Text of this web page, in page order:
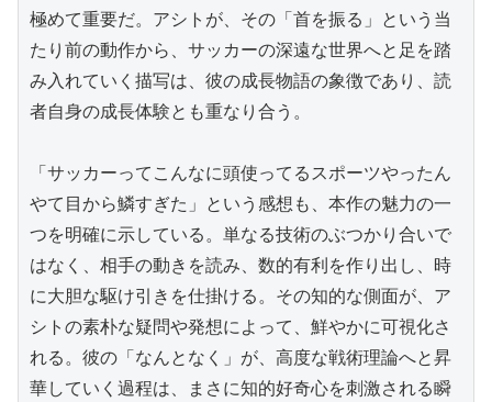
極めて重要だ。アシトが、その「首を振る」という当
たり前の動作から、サッカーの深遠な世界へと足を踏
み入れていく描写は、彼の成長物語の象徴であり、読
者自身の成長体験とも重なり合う。
「サッカーってこんなに頭使ってるスポーツやったん
やて目から鱗すぎた」という感想も、本作の魅力の一
つを明確に示している。単なる技術のぶつかり合いで
はなく、相手の動きを読み、数的有利を作り出し、時
に大胆な駆け引きを仕掛ける。その知的な側面が、ア
シトの素朴な疑問や発想によって、鮮やかに可視化さ
れる。彼の「なんとなく」が、高度な戦術理論へと昇
華していく過程は、まさに知的好奇心を刺激される瞬